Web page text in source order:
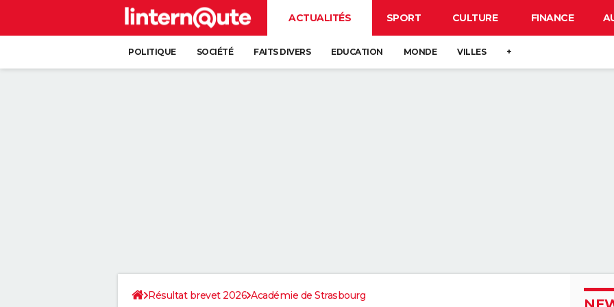
ACTUALITÉS SPORT CULTURE FINANCE
POLITIQUE SOCIÉTÉ FAITS DIVERS EDUCATION MONDE VILLES +
Résultat brevet 2026 Académie de Strasbourg